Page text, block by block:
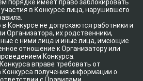
порядке имеет право заблокировать
в Конкурсе лица, нарушившего
в Конкурсе не допускаются работники и
Организатора, их родственники,
с ними лица и иные лица, имеющие
отношение к Организатору или
Конкурса.
вправе требовать от
Конкурса получения информации о